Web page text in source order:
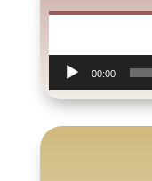
Audiospeler
00:00